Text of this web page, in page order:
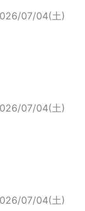
07/04(土)
07/04(土)
07/04(土)